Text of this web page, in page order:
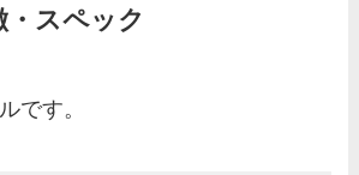
・スペック
です。